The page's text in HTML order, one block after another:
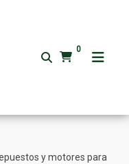
0
y motores para